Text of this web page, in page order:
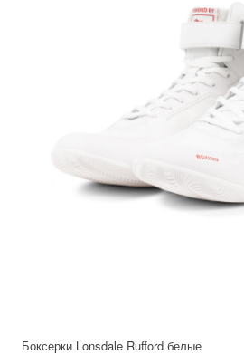
Боксерки Lonsdale Rufford белые